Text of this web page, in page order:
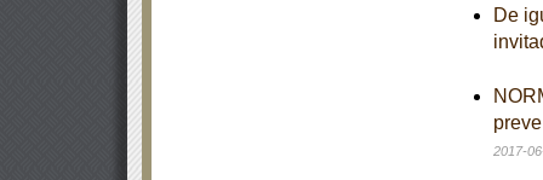
De
2017-